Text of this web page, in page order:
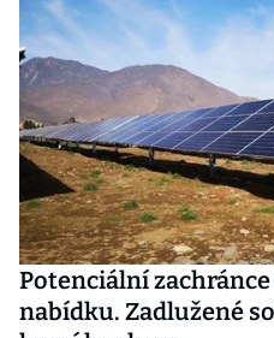
Potenciální
nabídku. Zadlužené